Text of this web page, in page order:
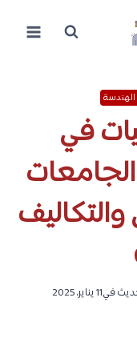
في
2025 | الجامعات
في11 يناير، 2025